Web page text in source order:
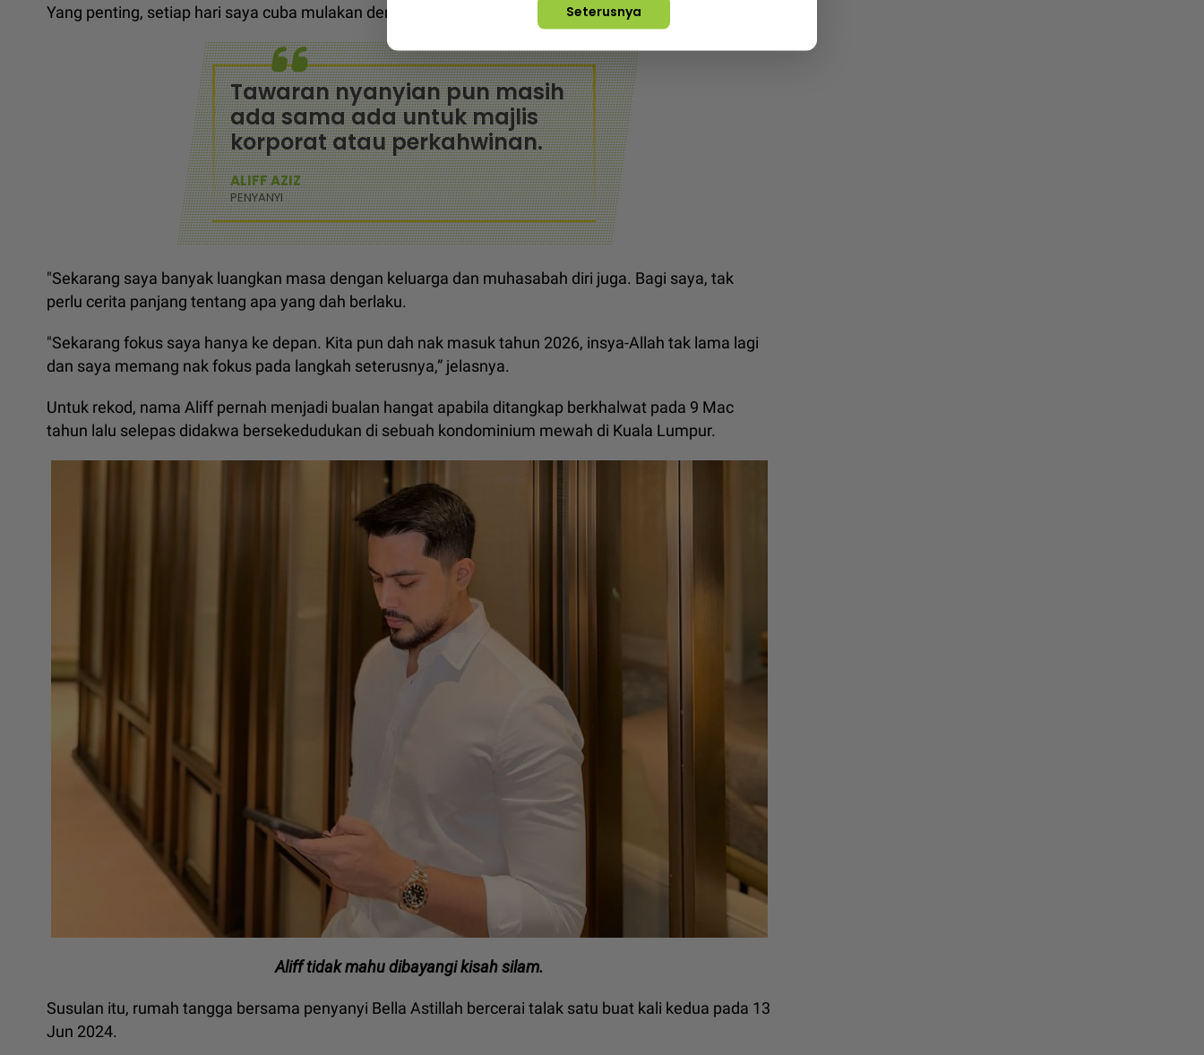
Yang penting, setiap hari saya cuba mulakan dengan satu langkah baharu.
Tawaran nyanyian pun masih
ada sama ada untuk majlis
korporat atau perkahwinan.
ALIFF AZIZ
PENYANYI
"Sekarang saya banyak luangkan masa dengan keluarga dan muhasabah diri juga. Bagi saya, tak
perlu cerita panjang tentang apa yang dah berlaku.
"Sekarang fokus saya hanya ke depan. Kita pun dah nak masuk tahun 2026, insya-Allah tak lama lagi
dan saya memang nak fokus pada langkah seterusnya,” jelasnya.
Untuk rekod, nama Aliff pernah menjadi bualan hangat apabila ditangkap berkhalwat pada 9 Mac
tahun lalu selepas didakwa bersekedudukan di sebuah kondominium mewah di Kuala Lumpur.
Aliff tidak mahu dibayangi kisah silam.
Susulan itu, rumah tangga bersama penyanyi Bella Astillah bercerai talak satu buat kali kedua pada 13
Jun 2024.
Seterusnya